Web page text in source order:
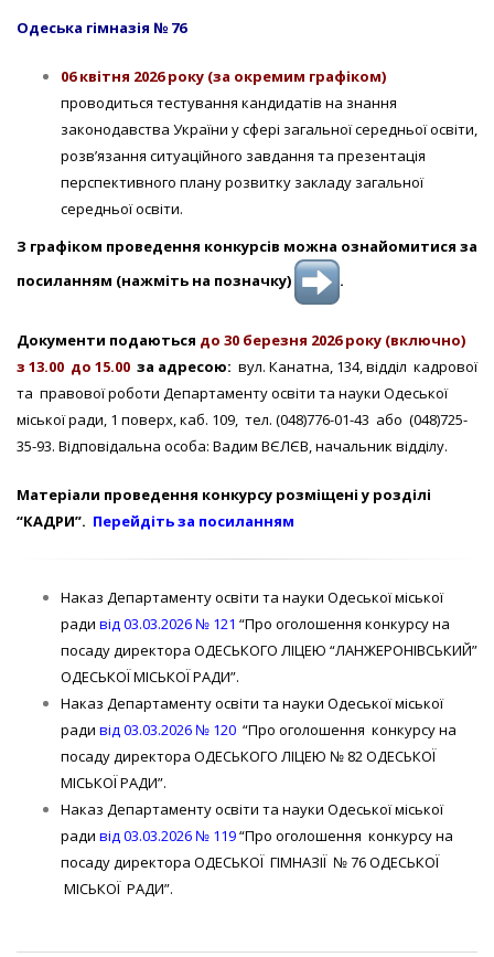
Одеська гімназія № 76
06 квітня 2026 року (за окремим графіком)
проводиться тестування кандидатів на знання
законодавства України у сфері загальної середньої освіти,
розв’язання ситуаційного завдання та презентація
перспективного плану розвитку закладу загальної
середньої освіти.
З графіком проведення конкурсів можна ознайомитися за
посиланням (нажміть на позначку)
.
Документи подаються до 30 березня 2026 року (включно)
з 13.00 до 15.00 за адресою: вул. Канатна, 134, відділ кадрової
та правової роботи Департаменту освіти та науки Одеської
міської ради, 1 поверх, каб. 109, тел. (048)776-01-43 або (048)725-
35-93. Відповідальна особа: Вадим ВЄЛЄВ, начальник відділу.
Матеріали проведення конкурсу розміщені у розділі
“КАДРИ”. Перейдіть за посиланням
Наказ Департаменту освіти та науки Одеської міської
ради від 03.03.2026 № 121 “Про оголошення конкурсу на
посаду директора ОДЕСЬКОГО ЛІЦЕЮ “ЛАНЖЕРОНІВСЬКИЙ”
ОДЕСЬКОЇ МІСЬКОЇ РАДИ”.
Наказ Департаменту освіти та науки Одеської міської
ради від 03.03.2026 № 120 “Про оголошення конкурсу на
посаду директора ОДЕСЬКОГО ЛІЦЕЮ № 82 ОДЕСЬКОЇ
МІСЬКОЇ РАДИ”.
Наказ Департаменту освіти та науки Одеської міської
ради від 03.03.2026 № 119“Про оголошення конкурсу на
посаду директора ОДЕСЬКОЇ ГІМНАЗІЇ № 76 ОДЕСЬКОЇ
МІСЬКОЇ РАДИ”.